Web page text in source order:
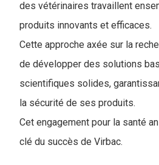
des vétérinaires travaillent
produits innovants et efficaces.
Cette approche axée sur la
de développer des solutions
scientifiques solides,
la sécurité de ses produits.
Cet engagement pour la santé
clé du succès de Virbac.